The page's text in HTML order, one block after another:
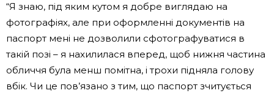
“Я знаю, під яким кутом я добре виглядаю на
фотографіях, але при оформленні документів на
паспорт мені не дозволили сфотографуватися в
такій позі – я нахилилася вперед, щоб нижня частина
обличчя була менш помітна, і трохи підняла голову
вбік. Чи це пов’язано з тим, що паспорт зчитується